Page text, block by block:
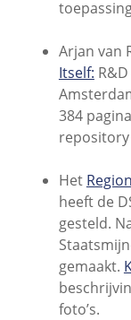
Arjan van
Itself:
384
repository
Het
heeft de
gesteld.
gemaakt.
foto’s.